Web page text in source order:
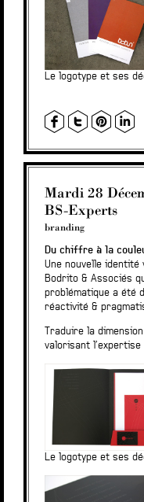
Le logotype et ses
Mardi 28
BS-Experts
branding
Du chiffre à la
Une nouvelle
Bodrito & Associés
problématique a été
réactivité &
Traduire la
valorisant l’expertise
Le logotype et ses